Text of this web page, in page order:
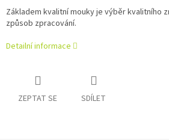
Základem kvalitní mouky je výběr kvalitního
způsob zpracování.
Detailní informace
ZEPTAT SE SDÍLET